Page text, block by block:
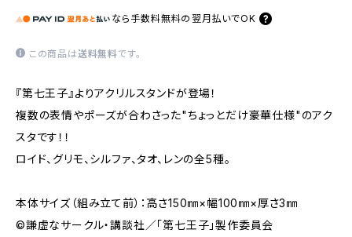
なら 手数料無料の 翌月払いでOK
この商品は送料無料です。
『第七王子』よりアクリルスタンドが登場！
複数の表情やポーズが合わさった"ちょっとだけ豪華仕様"のアク
スタです！！
ロイド、グリモ、シルファ、タオ、レンの全5種。
本体サイズ（組み立て前）：高さ150㎜×幅100㎜×厚さ3㎜
©謙虚なサークル・講談社／「第七王子」製作委員会